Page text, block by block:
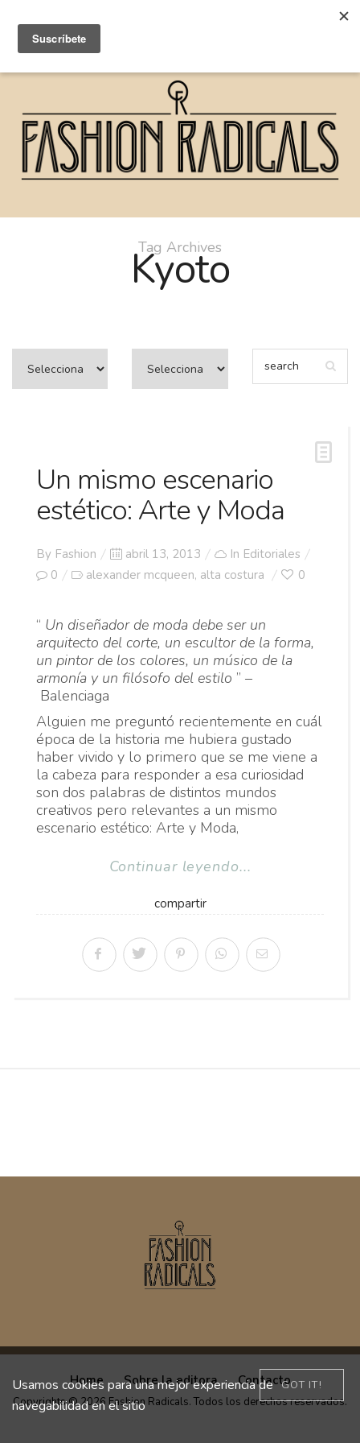
Tag Archives
Kyoto
Un mismo escenario
estético: Arte y Moda
By Fashion
Posted
on
abril 13, 2013 In Editoriales
0
alexander mcqueen, alta costura 0
“ Un diseñador de moda debe ser un
arquitecto del corte, un escultor de la forma,
un pintor de los colores, un músico de la
armonía y un filósofo del estilo ” –
Balenciaga
Alguien me preguntó recientemente en cuál
época de la historia me hubiera gustado
haber vivido y lo primero que se me viene a
la cabeza para responder a esa curiosidad
son dos palabras de distintos mundos
creativos pero relevantes a un mismo
escenario estético: Arte y Moda,
Continuar leyendo...
compartir
Home Sobre la editora Contacto
Copyrights © 2026 Fashion Radicals. Todos los derechos reservados.
GOT IT!
Usamos cookies para una mejor experiencia de
navegabilidad en el sitio